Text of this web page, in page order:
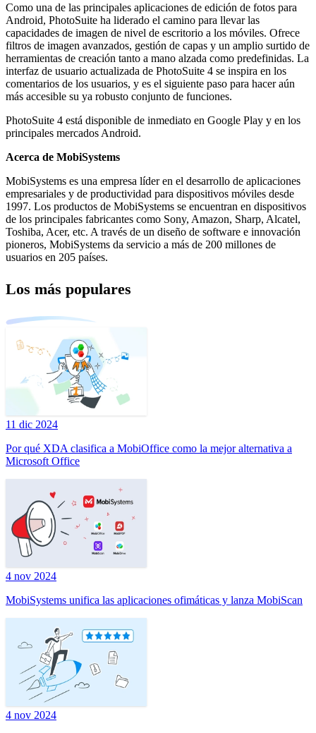
Como una de las principales aplicaciones de edición de fotos para
Android, PhotoSuite ha liderado el camino para llevar las
capacidades de imagen de nivel de escritorio a los móviles. Ofrece
filtros de imagen avanzados, gestión de capas y un amplio surtido de
herramientas de creación tanto a mano alzada como predefinidas. La
interfaz de usuario actualizada de PhotoSuite 4 se inspira en los
comentarios de los usuarios, y es el siguiente paso para hacer aún
más accesible su ya robusto conjunto de funciones.
PhotoSuite 4 está disponible de inmediato en Google Play y en los
principales mercados Android.
Acerca de MobiSystems
MobiSystems es una empresa líder en el desarrollo de aplicaciones
empresariales y de productividad para dispositivos móviles desde
1997. Los productos de MobiSystems se encuentran en dispositivos
de los principales fabricantes como Sony, Amazon, Sharp, Alcatel,
Toshiba, Acer, etc. A través de un diseño de software e innovación
pioneros, MobiSystems da servicio a más de 200 millones de
usuarios en 205 países.
Los más populares
11 dic 2024
Por qué XDA clasifica a MobiOffice como la mejor alternativa a
Microsoft Office
4 nov 2024
MobiSystems unifica las aplicaciones ofimáticas y lanza MobiScan
4 nov 2024